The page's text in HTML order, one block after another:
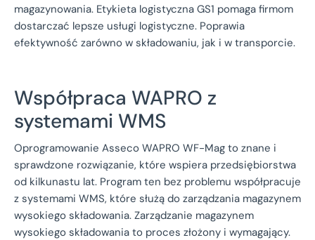
magazynowania. Etykieta logistyczna GS1 pomaga firmom
dostarczać lepsze usługi logistyczne. Poprawia
efektywność zarówno w składowaniu, jak i w transporcie.
Współpraca WAPRO z
systemami WMS
Oprogramowanie Asseco WAPRO WF-Mag to znane i
sprawdzone rozwiązanie, które wspiera przedsiębiorstwa
od kilkunastu lat. Program ten bez problemu współpracuje
z systemami WMS, które służą do zarządzania magazynem
wysokiego składowania. Zarządzanie magazynem
wysokiego składowania to proces złożony i wymagający.